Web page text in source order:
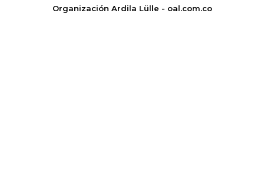
Organización Ardila Lülle - oal.com.co